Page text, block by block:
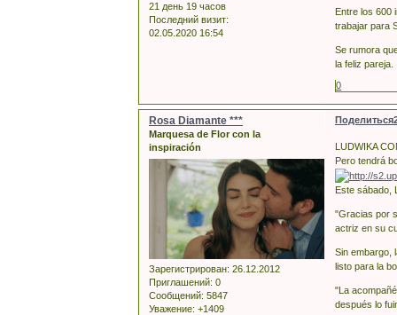
21 день 19 часов
Последний визит:
02.05.2020 16:54
Entre los 600
trabajar para
Se rumora
la feliz pareja.
0
Поделиться
Rosa Diamante ***
Marquesa de Flor con la
inspiración
Зарегистрирован: 26.12.2012
Приглашений: 0
Сообщений: 5847
Уважение: +1409
LUDWIKA
Pero tendrá
Este sábado,
"Gracias por
actriz en su
Sin embargo,
listo para la
"La
después lo